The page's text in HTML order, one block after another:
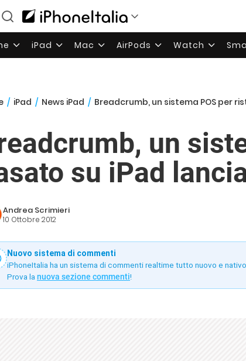
iPad Mac AirPods Watch
/ iPad / News iPad / Breadcrumb, un sistema POS per
un
su iPad
Andrea Scrimieri
10 Ottobre 2012
Nuovo sistema di commenti
iPhoneItalia ha un sistema di commenti realtime tutto nuovo e
Prova la nuova sezione commenti!